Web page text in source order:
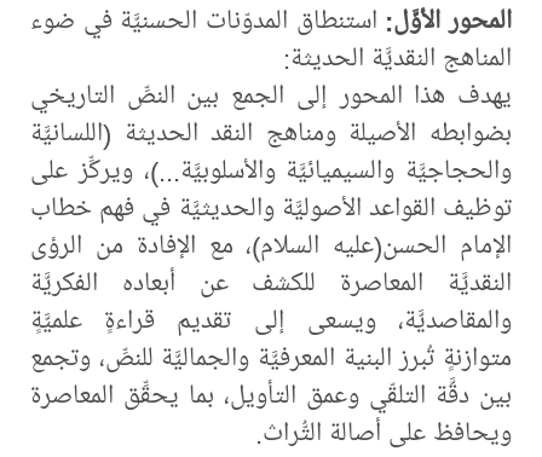
المحور الأوَّل: استنطاق المدوّنات الحسنيَّة في ضوء
المناهج النقديَّة الحديثة:
يهدف هذا المحور إلى الجمع بين النصِّ التاريخي
بضوابطه الأصيلة ومناهج النقد الحديثة (اللسانيَّة
والحجاجيَّة والسيميائيَّة والأسلوبيَّة...)، ويركِّز على
توظيف القواعد الأصوليَّة والحديثيَّة في فهم خطاب
الإمام الحسن(عليه السلام)، مع الإفادة من الرؤى
النقديَّة المعاصرة للكشف عن أبعاده الفكريَّة
والمقاصديَّة، ويسعى إلى تقديم قراءةٍ علميَّةٍ
متوازنةٍ تُبرز البنية المعرفيَّة والجماليَّة للنصِّ، وتجمع
بين دقَّة التلقّي وعمق التأويل، بما يحقِّق المعاصرة
ويحافظ على أصالة التُّراث.